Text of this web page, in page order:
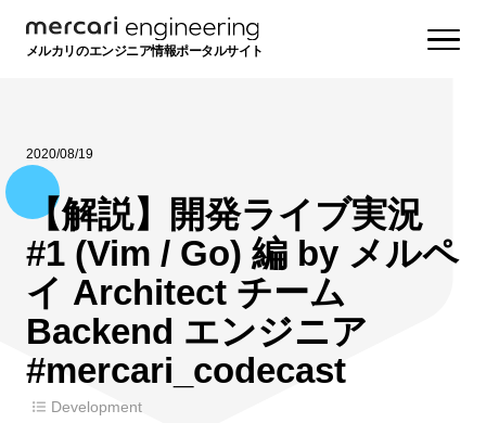
メルカリのエンジニア情報ポータルサイト
2020/08/19
【解説】開発ライブ実況
#1 (Vim / Go) 編 by メルペ
イ Architect チーム
Backend エンジニア
#mercari_codecast
Development